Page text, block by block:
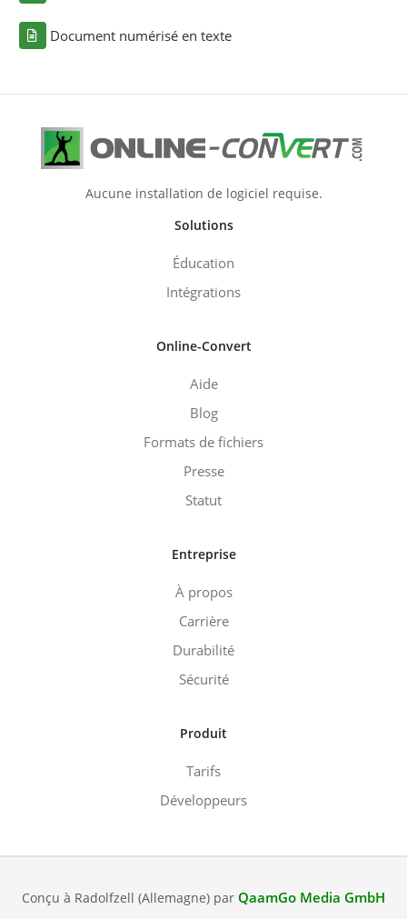
Document numérisé en texte
Aucune installation de logiciel requise.
Solutions
Éducation
Intégrations
Online-Convert
Aide
Blog
Formats de fichiers
Presse
Statut
Entreprise
À propos
Carrière
Durabilité
Sécurité
Produit
Tarifs
Développeurs
Conçu à Radolfzell (Allemagne) par QaamGo Media GmbH